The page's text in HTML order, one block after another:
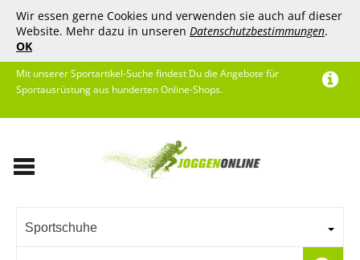
Wir essen gerne Cookies und verwenden sie auch auf dieser
Website. Mehr dazu in unseren Datenschutzbestimmungen.
OK
Mit unserer Sportartikel-Suche findest Du die Angebote für
Sportausrüstung aus hunderten Online-Shops.
Sportschuhe